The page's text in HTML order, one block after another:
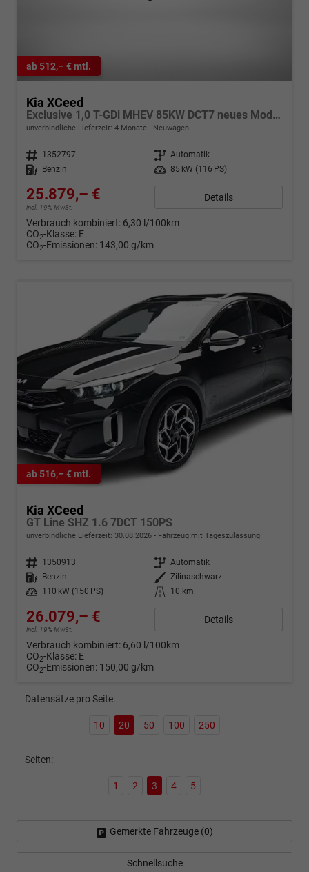
ab 512,– € mtl.
Kia XCeed
Exclusive 1,0 T-GDi MHEV 85KW DCT7 neues Modell
unverbindliche Lieferzeit: 4 Monate Neuwagen
Fahrzeugnr. 1352797 Getriebe Automatik
Kraftstoff
Benzin Leistung 85 kW (116 PS)
25.879,– €
incl. 19% MwSt.
Details
Verbrauch kombiniert: 6,30 l/100km
CO2-Klasse: E
CO2-Emissionen: 143,00 g/km
ab 516,– € mtl.
Kia XCeed
GT Line SHZ 1.6 7DCT 150PS
unverbindliche Lieferzeit: 30.08.2026 Fahrzeug mit Tageszulassung
Fahrzeugnr. 1350913 Getriebe Automatik
Kraftstoff
Benzin Außenfarbe Zilinaschwarz
Leistung
110 kW (150 PS) Kilometerstand 10 km
26.079,– €
incl. 19% MwSt.
Details
Verbrauch kombiniert: 6,60 l/100km
CO2-Klasse: E
CO2-Emissionen: 150,00 g/km
Datensätze pro Seite:
10 20 50 100 250
Seiten:
1 2 3 4 5
Gemerkte Fahrzeuge (0)
Schnellsuche